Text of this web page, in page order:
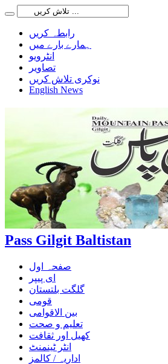
رابطہ کریں
ہمارے بارے میں
انٹرویو
تصاویر
نوکری تلاش کریں
English News
Pass Gilgit Baltistan
صفحہ اول
ای پیپر
گلگت بلتستان
قومی
بین الاقوامی
تعلیم و صحت
کھیل اور ثقافت
انٹر ٹینمنٹ
اداریہ / کالمز